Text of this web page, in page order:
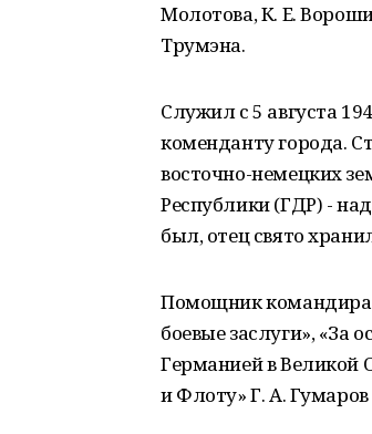
Молотова, К. Е.
Трумэна.
Служил с 5 августа
коменданту города.
восточно-немецких
Республики (ГДР) -
был, отец свято
Помощник командира
боевые заслуги», «За
Германией в Великой
и Флоту» Г. А.